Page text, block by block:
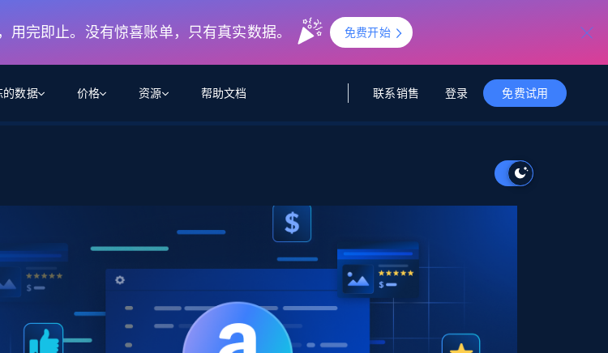
完即止。没有惊喜账单，只有真实数据。 免费开始
个网站获取实时数据
网站转化为数据管道
集
电商 社交媒体
解锁实时电商洞察与AI驱动的业务推荐
企业级数据服务
为企业级数据收集量身定制
测试版
在海量级网页数据上运行复杂
查询
的数据
用具备搜索与爬取整个网络的能力
体浏览网站并自动执行任务
据 MCP 免费
具包，全面解锁网页
演示智能体
集成
价格
$1/1k请求
集
$2000/月
托管式数据
$1500/月
资源
信任中心
Bright SDK
帮助文档 登录
联系销售 免费试用